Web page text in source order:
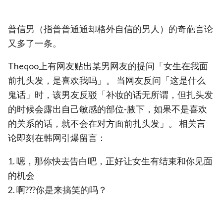
普信男（指普普通通却格外自信的男人）的奇葩言论
又多了一条。
Theqoo上有网友贴出某男网友的提问「女生在我面
前扎头发，是喜欢我吗」。 当网友反问「这是什么
鬼话」时，该男友反驳「补妆的话无所谓，但扎头发
的时候会露出自己敏感的部位-腋下，如果不是喜欢
的关系的话，就不会在对方面前扎头发」。 相关言
论即刻在韩网引爆留言：
1. 嗯，那你快去告白吧，正好让女生有结束和你见面
的机会
2. 啊???你是来搞笑的吗？